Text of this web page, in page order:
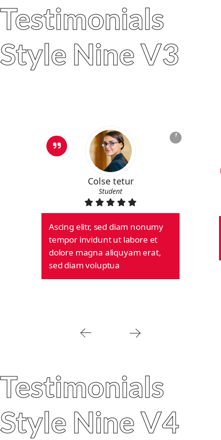
Testimonials
Style Nine V3
Colse tetur
Student
Ascing elitr, sed diam nonumy
tempor invidunt ut labore et
dolore magna aliquyam erat,
sed diam voluptua
Testimonials
Style Nine V4